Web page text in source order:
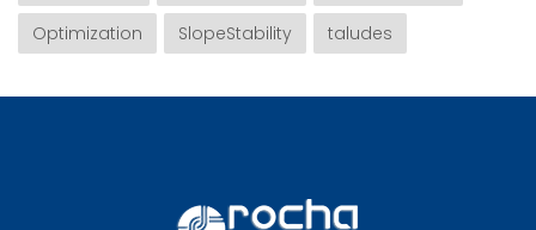
Optimization
SlopeStability taludes